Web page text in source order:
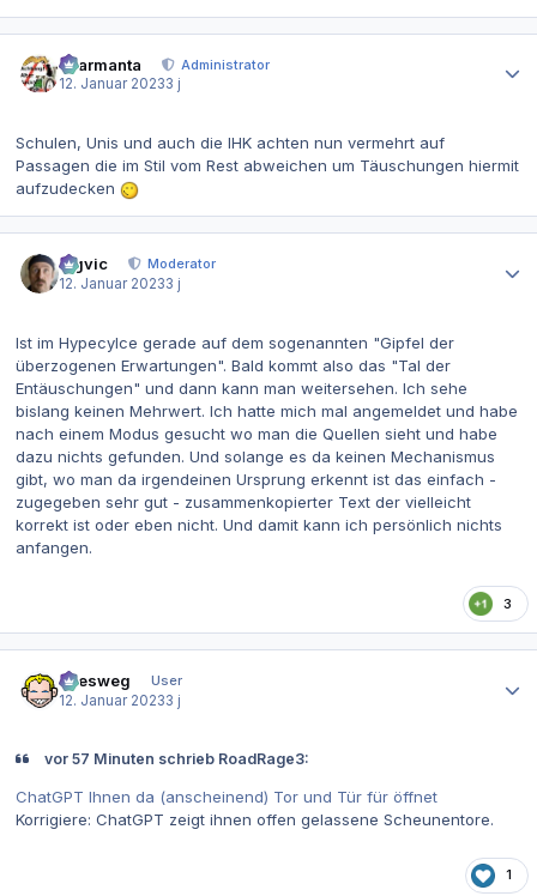
charmanta
Administrator
12. Januar 20233 j
Schulen, Unis und auch die IHK achten nun vermehrt auf
Passagen die im Stil vom Rest abweichen um Täuschungen hiermit
aufzudecken
bigvic
Moderator
12. Januar 20233 j
Ist im Hypecylce gerade auf dem sogenannten "Gipfel der
überzogenen Erwartungen". Bald kommt also das "Tal der
Entäuschungen" und dann kann man weitersehen. Ich sehe
bislang keinen Mehrwert. Ich hatte mich mal angemeldet und habe
nach einem Modus gesucht wo man die Quellen sieht und habe
dazu nichts gefunden. Und solange es da keinen Mechanismus
gibt, wo man da irgendeinen Ursprung erkennt ist das einfach -
zugegeben sehr gut - zusammenkopierter Text der vielleicht
korrekt ist oder eben nicht. Und damit kann ich persönlich nichts
anfangen.
3
allesweg
User
12. Januar 20233 j
vor 57 Minuten schrieb RoadRage3:
ChatGPT Ihnen da (anscheinend) Tor und Tür für öffnet
Korrigiere: ChatGPT zeigt ihnen offen gelassene Scheunentore.
1